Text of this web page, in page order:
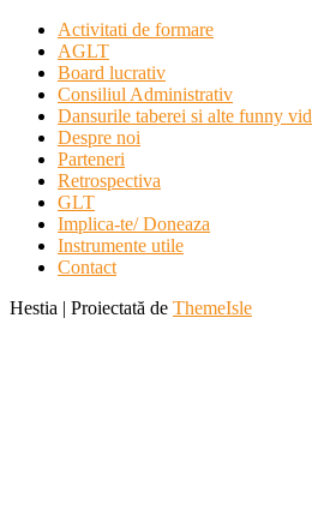
Activitati de formare
AGLT
Board lucrativ
Consiliul Administrativ
Dansurile taberei si alte funny
Despre noi
Parteneri
Retrospectiva
GLT
Implica-te/ Doneaza
Instrumente utile
Contact
Hestia | Proiectată de ThemeIsle